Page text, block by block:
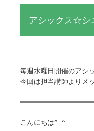
アシックス☆シ
毎週水曜日開催のアシ
今回は担当講師よりメ
こんにちは^_^